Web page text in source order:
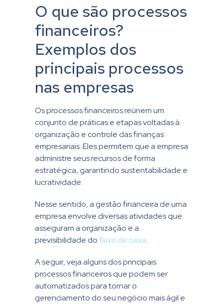
O que são processos
financeiros?
Exemplos dos
principais processos
nas empresas
Os processos financeiros reúnem um
conjunto de práticas e etapas voltadas à
organização e controle das finanças
empresariais. Eles permitem que a empresa
administre seus recursos de forma
estratégica, garantindo sustentabilidade e
lucratividade.
Nesse sentido,a gestão financeira de uma
empresa envolve diversas atividades que
asseguram a organização e a
previsibilidade dofluxo de caixa.
A seguir, veja alguns dos principais
processos financeiros que podem ser
automatizados para tornar o
gerenciamento do seu negócio mais ágil e